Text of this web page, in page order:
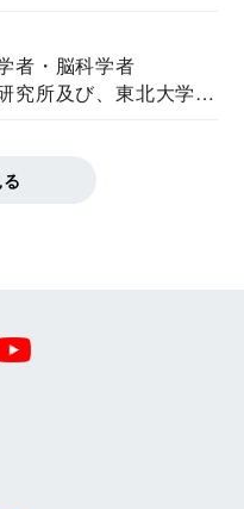
者・脳科学者
究所及び、東北大学大